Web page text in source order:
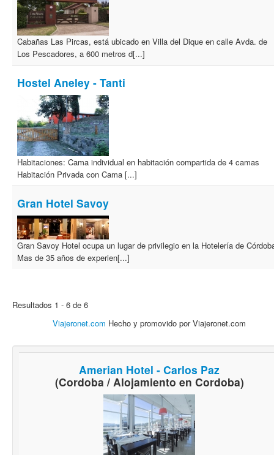
Cabañas Las Pircas, está ubicado en Villa del Dique en calle Avda. de
Los Pescadores, a 600 metros d[...]
Hostel Aneley - Tanti
Habitaciones: Cama individual en habitación compartida de 4 camas
Habitación Privada con Cama [...]
Gran Hotel Savoy
Gran Savoy Hotel ocupa un lugar de privilegio en la Hotelería de
Mas de 35 años de experien[...]
Resultados 1 - 6 de 6
Viajeronet.com Hecho y promovido por Viajeronet.com
Amerian Hotel - Carlos Paz
(Cordoba / Alojamiento en Cordoba)